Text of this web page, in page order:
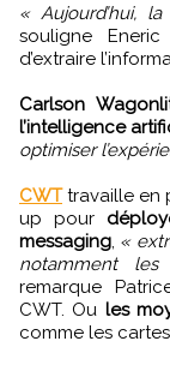
« Aujourd’hui,
souligne
d’extraire
Carlson
l’intelligence
optimiser
CWTtravaille en
up pour
messaging, «
notamment
remarque
CWT. Ou les
comme les